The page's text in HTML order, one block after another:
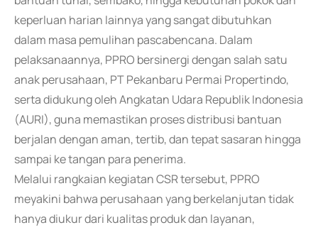
keperluan harian lainnya yang sangat dibutuhkan
dalam masa pemulihan pascabencana. Dalam
pelaksanaannya, PPRO bersinergi dengan salah satu
anak perusahaan, PT Pekanbaru Permai Propertindo,
serta didukung oleh Angkatan Udara Republik Indonesia
(AURI), guna memastikan proses distribusi bantuan
berjalan dengan aman, tertib, dan tepat sasaran hingga
sampai ke tangan para penerima.
Melalui rangkaian kegiatan CSR tersebut, PPRO
meyakini bahwa perusahaan yang berkelanjutan tidak
hanya diukur dari kualitas produk dan layanan,